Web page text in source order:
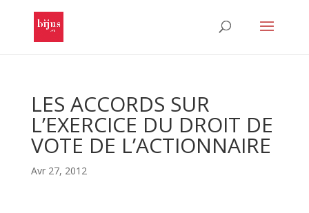
LES ACCORDS SUR
L’EXERCICE DU DROIT DE
VOTE DE L’ACTIONNAIRE
Avr 27, 2012